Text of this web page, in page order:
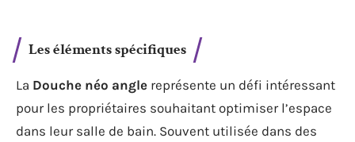
Les éléments spécifiques
La Douche néo angle représente un défi intéressant
pour les propriétaires souhaitant optimiser l’espace
dans leur salle de bain. Souvent utilisée dans des